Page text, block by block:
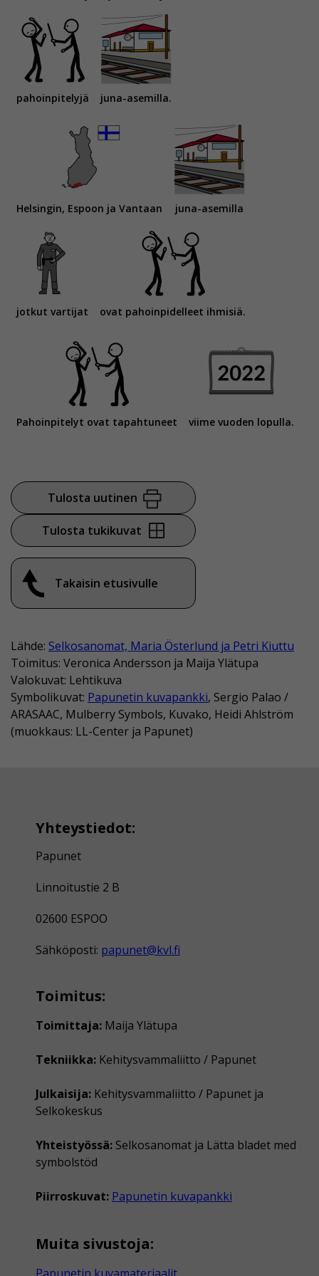
pahoinpitelyjä juna-asemilla.
Helsingin, Espoon ja Vantaan juna-asemilla
jotkut vartijat ovat pahoinpidelleet ihmisiä.
Pahoinpitelyt ovat tapahtuneet viime vuoden lopulla.
Tulosta uutinen
Tulosta tukikuvat
Takaisin etusivulle
Lähde: Selkosanomat, Maria Österlund ja Petri Kiuttu
Toimitus: Veronica Andersson ja Maija Ylätupa
Valokuvat: Lehtikuva
Symbolikuvat: Papunetin kuvapankki, Sergio Palao /
ARASAAC, Mulberry Symbols, Kuvako, Heidi Ahlström
(muokkaus: LL-Center ja Papunet)
Yhteystiedot:
Papunet
Linnoitustie 2 B
02600 ESPOO
Sähköposti: papunet@kvl.fi
Toimitus:
Toimittaja: Maija Ylätupa
Tekniikka: Kehitysvammaliitto / Papunet
Julkaisija: Kehitysvammaliitto / Papunet ja
Selkokeskus
Yhteistyössä: Selkosanomat ja Lätta bladet med
symbolstöd
Piirroskuvat: Papunetin kuvapankki
Muita sivustoja: